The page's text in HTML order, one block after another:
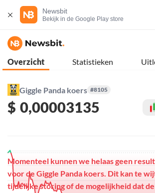
Newsbit
Bekijk in de Google Play store
Overzicht Statistieken
Giggle Panda koers #8105
$ 0,00003135
Momenteel kunnen we helaas geen
voor de Giggle Panda koers. Dit kan te
tijdelijke storing of de mogelijkheid dat de